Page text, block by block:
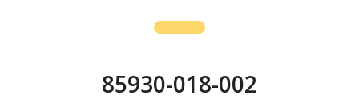
85930-018-002